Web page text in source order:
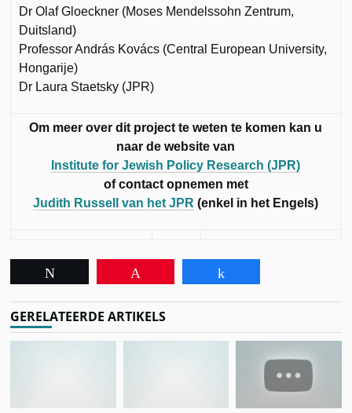
Dr Olaf Gloeckner (Moses Mendelssohn Zentrum,
Duitsland)
Professor András Kovács (Central European University,
Hongarije)
Dr Laura Staetsky (JPR)
Om meer over dit project te weten te komen kan u
naar de website van
Institute for Jewish Policy Research (JPR)
of contact opnemen met
Judith Russell van het JPR (enkel in het Engels)
GERELATEERDE ARTIKELS